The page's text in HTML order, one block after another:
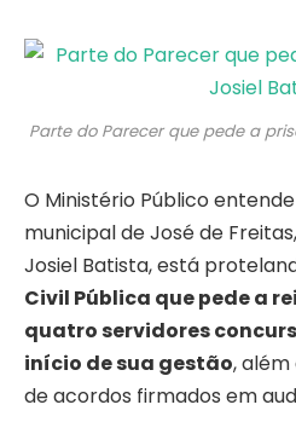
Parte do Parecer que pede a
O Ministério Público
municipal de José de
Josiel Batista, está
Civil Pública que pede a
quatro servidores
início de sua gestão,
de acordos firmados em